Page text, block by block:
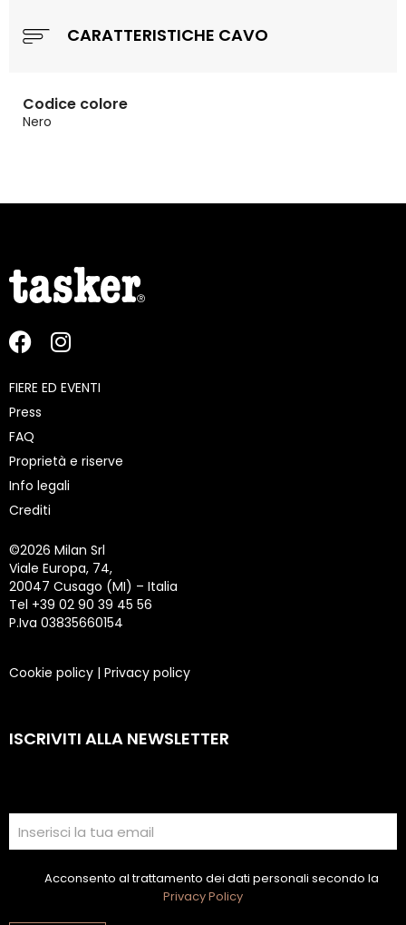
CARATTERISTICHE CAVO
Codice colore
Nero
FIERE ED EVENTI
Press
FAQ
Proprietà e riserve
Info legali
Crediti
©2026 Milan Srl
Viale Europa, 74,
20047 Cusago (MI) – Italia
Tel +39 02 90 39 45 56
P.Iva 03835660154
Cookie policy | Privacy policy
ISCRIVITI ALLA NEWSLETTER
Acconsento al trattamento dei dati personali secondo la
Privacy Policy